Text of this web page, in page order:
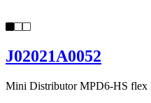
J02021A0052
Mini Distributor MPD6-HS